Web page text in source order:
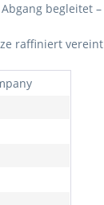
begleitet
raffiniert